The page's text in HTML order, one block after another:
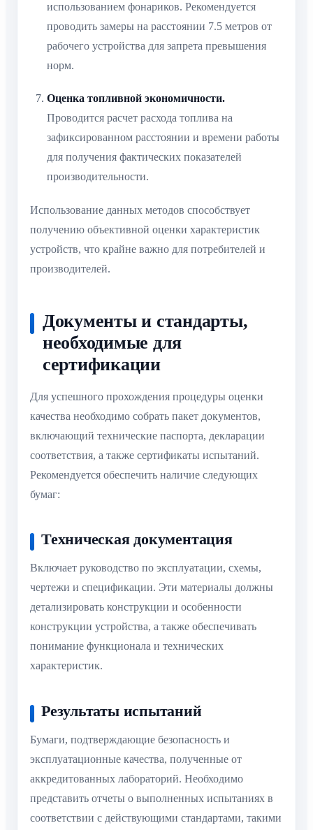
использованием фонариков. Рекомендуется
проводить замеры на расстоянии 7.5 метров от
рабочего устройства для запрета превышения
норм.
Оценка топливной экономичности.
Проводится расчет расхода топлива на
зафиксированном расстоянии и времени работы
для получения фактических показателей
производительности.
Использование данных методов способствует
получению объективной оценки характеристик
устройств, что крайне важно для потребителей и
производителей.
Документы и стандарты,
необходимые для
сертификации
Для успешного прохождения процедуры оценки
качества необходимо собрать пакет документов,
включающий технические паспорта, декларации
соответствия, а также сертификаты испытаний.
Рекомендуется обеспечить наличие следующих
бумаг:
Техническая документация
Включает руководство по эксплуатации, схемы,
чертежи и спецификации. Эти материалы должны
детализировать конструкции и особенности
конструкции устройства, а также обеспечивать
понимание функционала и технических
характеристик.
Результаты испытаний
Бумаги, подтверждающие безопасность и
эксплуатационные качества, полученные от
аккредитованных лабораторий. Необходимо
представить отчеты о выполненных испытаниях в
соответствии с действующими стандартами, такими